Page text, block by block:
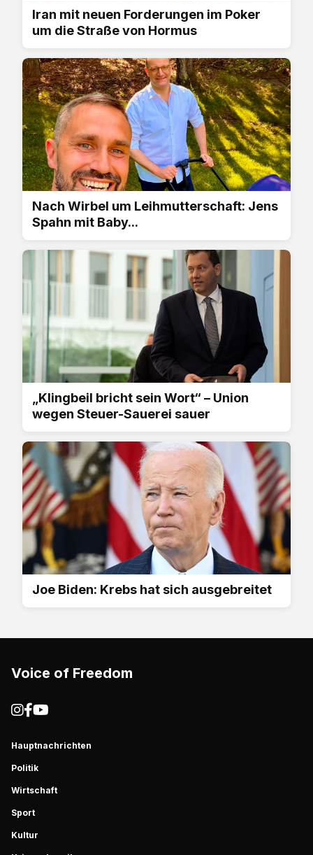
Iran mit neuen Forderungen im Poker
um die Straße von Hormus
Nach Wirbel um Leihmutterschaft: Jens
Spahn mit Baby...
„Klingbeil bricht sein Wort“ – Union
wegen Steuer-Sauerei sauer
Joe Biden: Krebs hat sich ausgebreitet
Voice of Freedom
Hauptnachrichten
Politik
Wirtschaft
Sport
Kultur